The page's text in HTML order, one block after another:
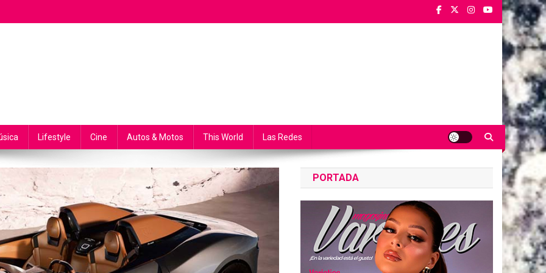
Lifestyle Cine Autos & Motos This World Las Redes
PORTADA